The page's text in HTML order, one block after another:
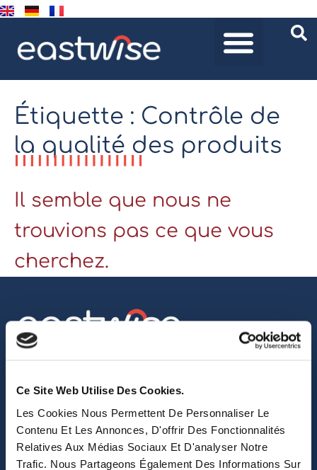
Ce Site Web Utilise Des Cookies.
Les Cookies Nous Permettent De Personnaliser Le
Contenu Et Les Annonces, D'offrir Des Fonctionnalités
Relatives Aux Médias Sociaux Et D'analyser Notre
Trafic. Nous Partageons Également Des Informations Sur
Étiquette : Contrôle de
la qualité des produits
Il semble que nous ne
trouvions pas ce que vous
cherchez.
(+852) 3621 0156
308 Des Voeux Rd Central – Unit 2607, 26/F
308, Des Voeux Road, Hong Kong